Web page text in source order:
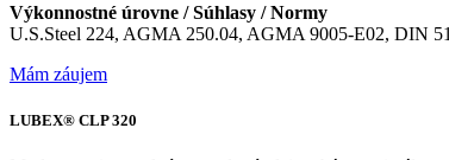
Výkonnostné úrovne / Súhlasy / Normy
U.S.Steel 224, AGMA 250.04, AGMA 9005-E02, DIN
Mám záujem
LUBEX® CLP 320